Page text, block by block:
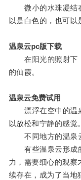
微小的水珠凝结在
以是白色的，也可以
温泉云pc版下载
在阳光的照射下，
的仙霞。
温泉云免费试用
漂浮在空中的温泉
以放松和宁静的感觉。
不同地方的温泉云
有些温泉云形成的
力，需要细心的观察
续存在，成为了当地